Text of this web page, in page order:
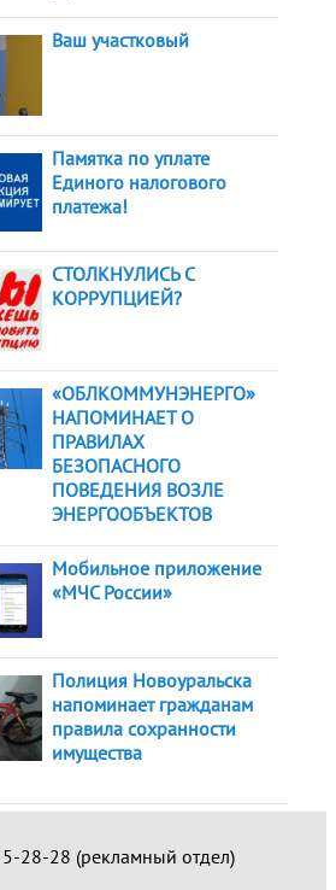
Ваш участковый
Памятка по уплате
Единого налогового
платежа!
СТОЛКНУЛИСЬ С
КОРРУПЦИЕЙ?
«ОБЛКОММУНЭНЕРГО»
НАПОМИНАЕТ О
ПРАВИЛАХ
БЕЗОПАСНОГО
ПОВЕДЕНИЯ ВОЗЛЕ
ЭНЕРГООБЪЕКТОВ
Мобильное приложение
«МЧС России»
Полиция Новоуральска
напоминает гражданам
правила сохранности
имущества
28-28 (рекламный отдел)